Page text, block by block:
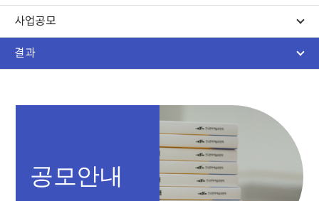
사업공모
결과
공모안내